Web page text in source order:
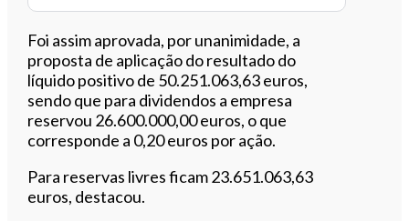
Foi assim aprovada, por unanimidade, a
proposta de aplicação do resultado do
líquido positivo de 50.251.063,63 euros,
sendo que para dividendos a empresa
reservou 26.600.000,00 euros, o que
corresponde a 0,20 euros por ação.
Para reservas livres ficam 23.651.063,63
euros, destacou.